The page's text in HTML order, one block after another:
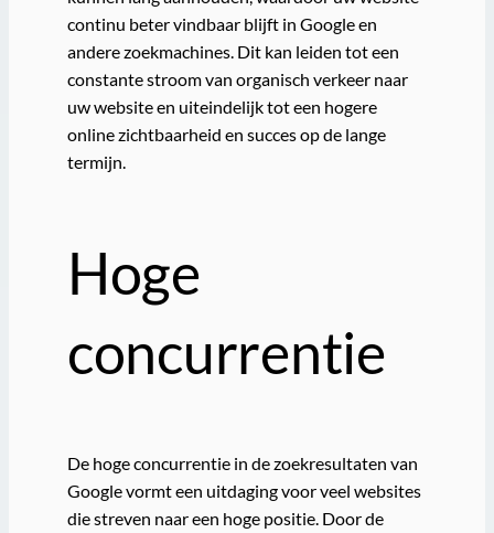
continu beter vindbaar blijft in Google en
andere zoekmachines. Dit kan leiden tot een
constante stroom van organisch verkeer naar
uw website en uiteindelijk tot een hogere
online zichtbaarheid en succes op de lange
termijn.
Hoge
concurrentie
De hoge concurrentie in de zoekresultaten van
Google vormt een uitdaging voor veel websites
die streven naar een hoge positie. Door de